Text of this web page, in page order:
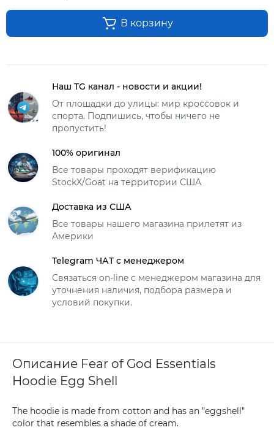
В корзину
Наш TG канал - новости и акции!
От площадки до улицы: мир кроссовок и
спорта. Подпишись, чтобы ничего не
пропустить!
100% оригинал
Все товары проходят верификацию
StockX/Goat на территории США
Доставка из США
Все товары нашего магазина прилетят из
Америки
Telegram ЧАТ с менеджером
Связаться on-line с менеджером магазина для
уточнения наличия, подбора размера и
условий покупки.
Описание Fear of God Essentials
Hoodie Egg Shell
The hoodie is made from cotton and has an "eggshell"
color that resembles a shade of cream.